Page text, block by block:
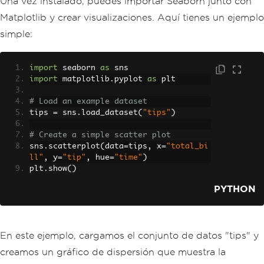
Matplotlib y crear visualizaciones. Aquí tienes un ejemplo
simple:
import seaborn as sns
import matplotlib . pyplot as plt
# Load an example dataset
tips = sns . load_dataset( "tips" )
# Create a simple scatter plot
sns . scatterplot( data=tips , x="total_bi
ll" , y="tip" , hue="time" )
plt . show()
PYTHON
En este ejemplo, cargamos el conjunto de datos "tips" y
creamos un gráfico de dispersión que muestra la